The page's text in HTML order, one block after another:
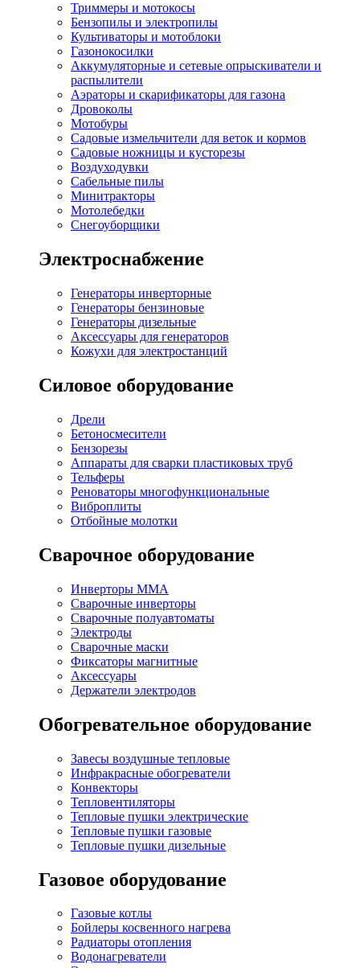
Триммеры и мотокосы
Бензопилы и электропилы
Культиваторы и мотоблоки
Газонокосилки
Аккумуляторные и сетевые опрыскиватели и
распылители
Аэраторы и скарификаторы для газона
Дровоколы
Мотобуры
Садовые измельчители для веток и кормов
Садовые ножницы и кусторезы
Воздуходувки
Сабельные пилы
Минитракторы
Мотолебедки
Снегоуборщики
Электроснабжение
Генераторы инверторные
Генераторы бензиновые
Генераторы дизельные
Аксессуары для генераторов
Кожухи для электростанций
Силовое оборудование
Дрели
Бетоносмесители
Бензорезы
Аппараты для сварки пластиковых труб
Тельферы
Реноваторы многофункциональные
Виброплиты
Отбойные молотки
Сварочное оборудование
Инверторы MMA
Сварочные инверторы
Сварочные полуавтоматы
Электроды
Сварочные маски
Фиксаторы магнитные
Аксессуары
Держатели электродов
Обогревательное оборудование
Завесы воздушные тепловые
Инфракрасные обогреватели
Конвекторы
Тепловентиляторы
Тепловые пушки электрические
Тепловые пушки газовые
Тепловые пушки дизельные
Газовое оборудование
Газовые котлы
Бойлеры косвенного нагрева
Радиаторы отопления
Водонагреватели